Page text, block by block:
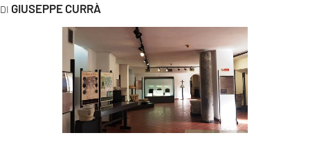
LACPLAY.IT
LACONAIR.IT
GIUSEPPE CURRÀ